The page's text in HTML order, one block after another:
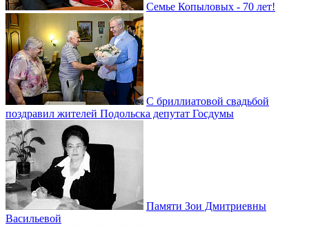
Семье Копыловых - 70 лет!
С бриллиатовой свадьбой
поздравил жителей Подольска депутат Госдумы
Памяти Зои Дмитриевны
Васильевой